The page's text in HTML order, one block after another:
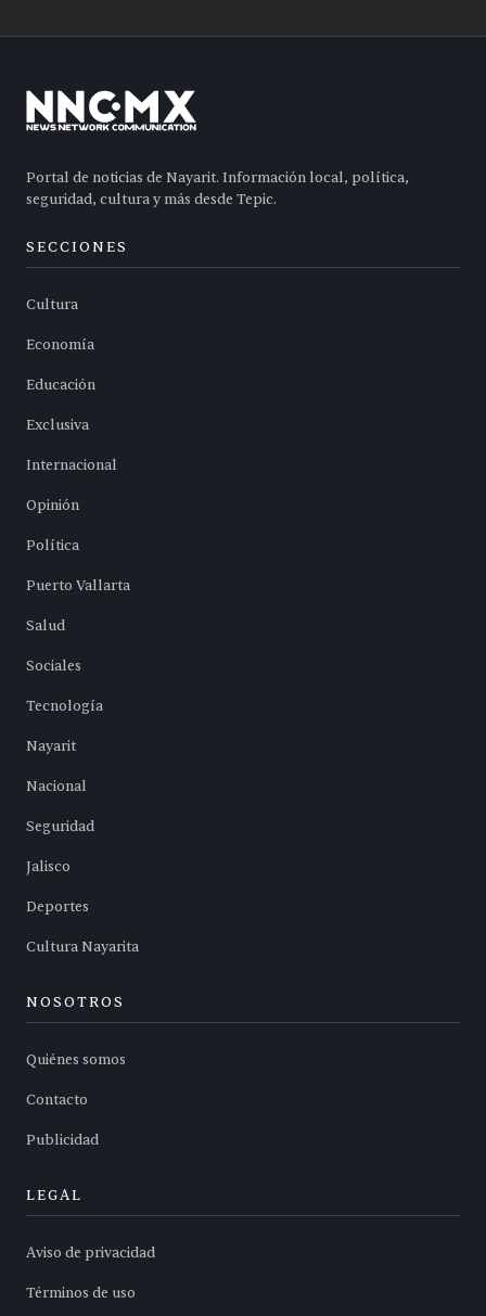
Portal de noticias de Nayarit. Información local, política,
seguridad, cultura y más desde Tepic.
SECCIONES
Cultura
Economía
Educación
Exclusiva
Internacional
Opinión
Política
Puerto Vallarta
Salud
Sociales
Tecnología
Nayarit
Nacional
Seguridad
Jalisco
Deportes
Cultura Nayarita
NOSOTROS
Quiénes somos
Contacto
Publicidad
LEGAL
Aviso de privacidad
Términos de uso